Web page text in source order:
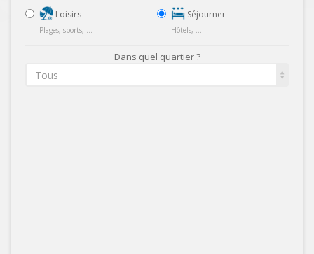
Loisirs
Plages, sports, ...
Séjourner
Hôtels, ...
Dans quel quartier ?
Tous